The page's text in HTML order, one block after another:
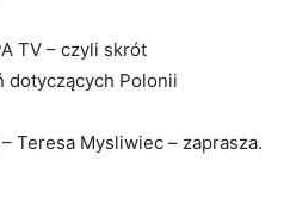
TV – czyli skrót
dotyczących Polonii
Teresa Mysliwiec – zaprasza.